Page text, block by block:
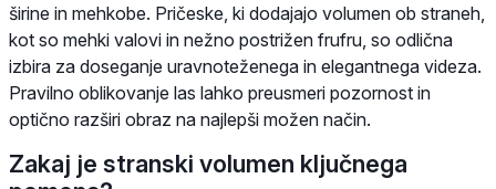
širine in mehkobe. Pričeske, ki dodajajo volumen ob straneh,
kot so mehki valovi in nežno postrižen frufru, so odlična
izbira za doseganje uravnoteženega in elegantnega videza.
Pravilno oblikovanje las lahko preusmeri pozornost in
optično razširi obraz na najlepši možen način.
Zakaj je stranski volumen ključnega